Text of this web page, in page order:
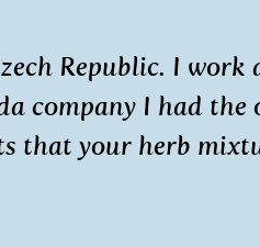
Republic. I work
company I had
that your herb